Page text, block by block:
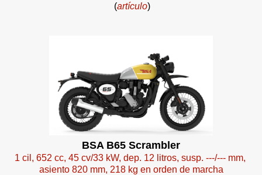
(artículo)
BSA B65 Scrambler
1 cil, 652 cc, 45 cv/33 kW, dep. 12 litros, susp. ---/--- mm,
asiento 820 mm, 218 kg en orden de marcha